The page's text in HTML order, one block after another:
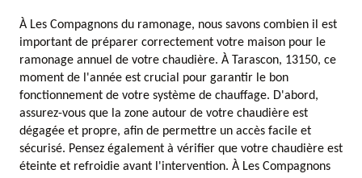
À Les Compagnons du ramonage, nous savons combien il est
important de préparer correctement votre maison pour le
ramonage annuel de votre chaudière. À Tarascon, 13150, ce
moment de l'année est crucial pour garantir le bon
fonctionnement de votre système de chauffage. D'abord,
assurez-vous que la zone autour de votre chaudière est
dégagée et propre, afin de permettre un accès facile et
sécurisé. Pensez également à vérifier que votre chaudière est
éteinte et refroidie avant l'intervention. À Les Compagnons